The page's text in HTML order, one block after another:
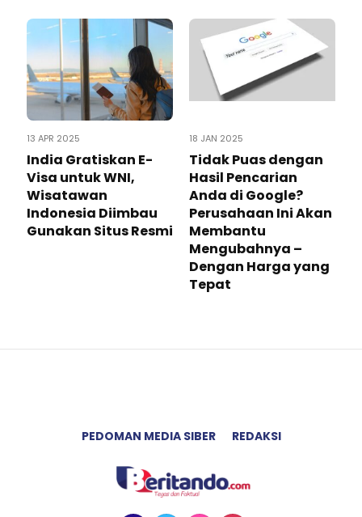
13 APR 2025
India Gratiskan E-
Visa untuk WNI,
Wisatawan
Indonesia Diimbau
Gunakan Situs Resmi
18 JAN 2025
Tidak Puas dengan
Hasil Pencarian
Anda di Google?
Perusahaan Ini Akan
Membantu
Mengubahnya –
Dengan Harga yang
Tepat
PEDOMAN MEDIA SIBER REDAKSI